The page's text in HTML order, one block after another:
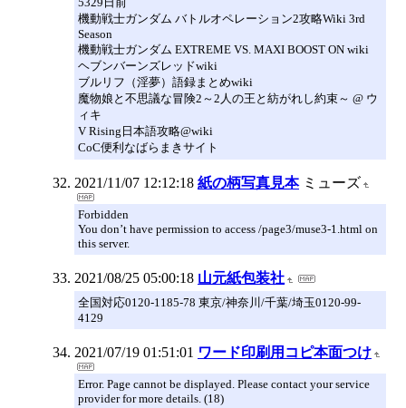
機動戦士ガンダム バトルオペレーション2攻略Wiki 3rd
Season
機動戦士ガンダム EXTREME VS. MAXI BOOST ON wiki
ヘブンバーンズレッドwiki
ブルリフ（淫夢）語録まとめwiki
魔物娘と不思議な冒険2～2人の王と紡がれし約束～ @ ウ
ィキ
V Rising日本語攻略@wiki
CoC便利なばらまきサイト
2021/11/07 12:12:18 紙の柄写真見本 ミューズ
Forbidden
You don’t have permission to access /page3/muse3-1.html on
this server.
2021/08/25 05:00:18 山元紙包装社
全国対応0120-1185-78 東京/神奈川/千葉/埼玉0120-99-
4129
2021/07/19 01:51:01 ワード印刷用コピ本面つけ
Error. Page cannot be displayed. Please contact your service
provider for more details. (18)